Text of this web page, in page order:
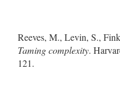
Reeves, M., Levin, S.,
Taming complexity.
121.